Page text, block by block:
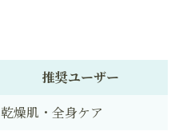
推奨ユーザー
乾燥肌・全身ケア